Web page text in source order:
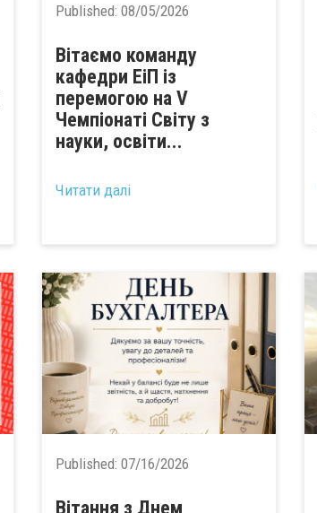
Published:08/05/2026
Вітаємо команду
кафедри ЕіП із
перемогою на V
Чемпіонаті Світу з
науки, освіти...
Читати далі
Published:07/16/2026
Вітання з Днем